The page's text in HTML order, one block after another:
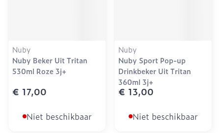
Nuby
Nuby Beker Uit Tritan
530ml Roze 3j+
€ 17,00
Niet beschikbaar
Nuby
Nuby Sport Pop-up
Drinkbeker Uit Tritan
360ml 3j+
€ 13,00
Niet beschikbaar